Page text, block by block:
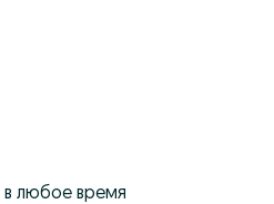
в любое время